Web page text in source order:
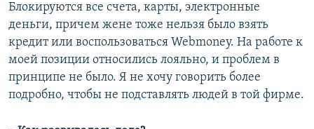
Блокируются все счета, карты, электронные
деньги, причем жене тоже нельзя было взять
кредит или воспользоваться Webmoney. На работе к
моей позиции относились лояльно, и проблем в
принципе не было. Я не хочу говорить более
подробно, чтобы не подставлять людей в той фирме.